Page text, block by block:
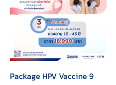
Package HPV Vaccine 9